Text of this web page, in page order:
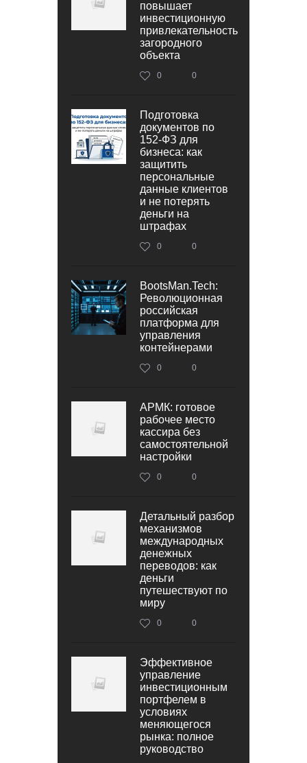
повышает
инвестиционную
привлекательность
загородного
объекта
0 0
Подготовка
документов по
152‑ФЗ для
бизнеса: как
защитить
персональные
данные клиентов
и не потерять
деньги на
штрафах
0 0
BootsMan.Tech:
Революционная
российская
платформа для
управления
контейнерами
0 0
АРМК: готовое
рабочее место
кассира без
самостоятельной
настройки
0 0
Детальный разбор
механизмов
международных
денежных
переводов: как
деньги
путешествуют по
миру
0 0
Эффективное
управление
инвестиционным
портфелем в
условиях
меняющегося
рынка: полное
руководство